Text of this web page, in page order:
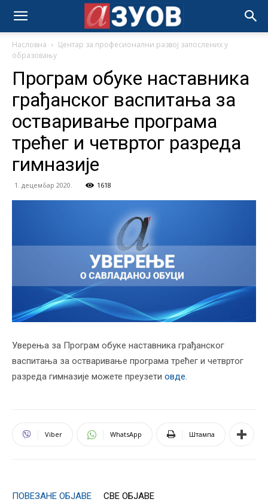
Насловна
Центар за професионални развој запослених у
образовању
Програм обуке наставника
грађанског васпитања за
остваривање програма
трећег и четвртог разреда
гимназије
1. децембар 2020. 1618
Уверења за Програм обуке наставника грађанског
васпитања за остваривање програма трећег и четвртог
разреда гимназије можете преузети овде.
Viber WhatsApp Штампа
ПОВЕЗАНЕ ОБЈАВЕ СВЕ ОБЈАВЕ